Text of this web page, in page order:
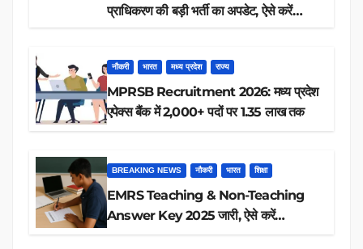
प्राधिकरण की बड़ी भर्ती का अपडेट, ऐसे करें
नौकरी भारत मध्य प्रदेश राज्य
MPRSB Recruitment 2026: मध्य प्रदेश
एपेक्स बैंक में 2,000+ पदों पर 1.35 लाख तक
BREAKING NEWS नौकरी भारत शिक्षा
EMRS Teaching & Non-Teaching
Answer Key 2025 जारी, ऐसे करें